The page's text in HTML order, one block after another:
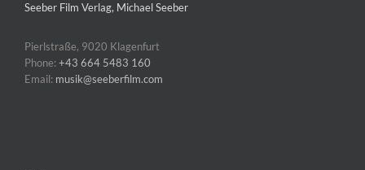
Seeber Film Verlag, Michael Seeber
Pierlstraße, 9020 Klagenfurt
Phone:+43 664 5483 160
Email: musik@seeberfilm.com